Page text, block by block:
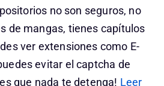
no son seguros, no
de mangas, tienes capítulos
ver extensiones como E-
evitar el captcha de
que nada te detenga! Leer